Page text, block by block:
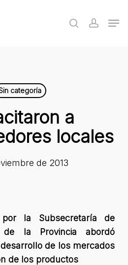
search
categoría
a
locales
de 2013
la Subsecretaría de
de la Provincia abordó
de los mercados
de los productos